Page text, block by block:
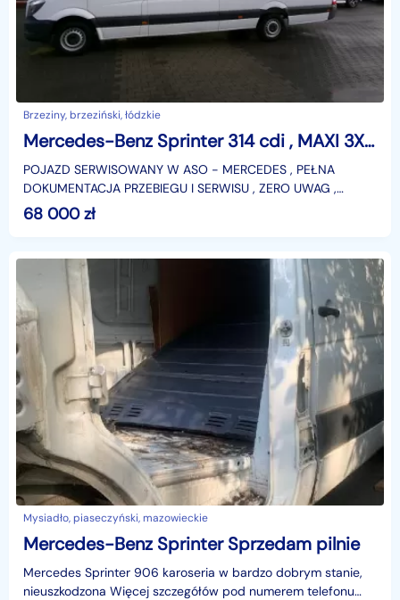
Brzeziny, brzeziński, łódzkie
Mercedes-Benz Sprinter 314 cdi , MAXI 3XL, SERWISOWANY, 250 tys. km ,UMOWA-KUPNA
POJAZD SERWISOWANY W ASO - MERCEDES , PEŁNA
DOKUMENTACJA PRZEBIEGU I SERWISU , ZERO UWAG ,
UMOWA KUPNA - SPRZEDAŻY OD WŁAŚCICIELA
68 000zł
Mysiadło, piaseczyński, mazowieckie
Mercedes-Benz Sprinter Sprzedam pilnie
Mercedes Sprinter 906 karoseria w bardzo dobrym stanie,
nieuszkodzona Więcej szczegółów pod numerem telefonu